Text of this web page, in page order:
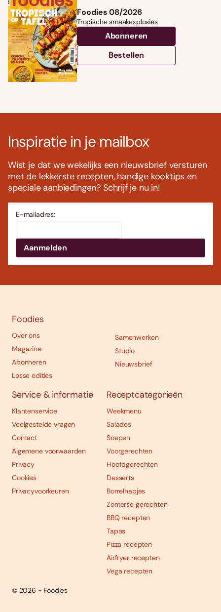
Foodies 08/2026
Tropische smaakexplosies
Abonneren
Bestellen
Inspiratie in je mailbox
Wist je dat we wekelijks een nieuwsbrief versturen
met de lekkerste recepten, handige kooktips en
speciale aanbiedingen? Schrijf je nu in!
E-mailadres:
Foodies
Over ons
Magazine
Abonneren
Losse edities
Samenwerken
Studio
Nieuwsbrief
Service & informatie
Klantenservice
Veelgestelde vragen
Contact
Algemene voorwaarden
Privacy
Cookies
Privacyvoorkeuren
Receptcategorieën
Weekmenu
Salades
Soepen
Voorgerechten
Hoofdgerechten
Desserts
Borrelhapjes
Zomerse gerechten
BBQ recepten
Tapas
Pizza recepten
Airfryer recepten
Vega recepten
© 2026 - Foodies